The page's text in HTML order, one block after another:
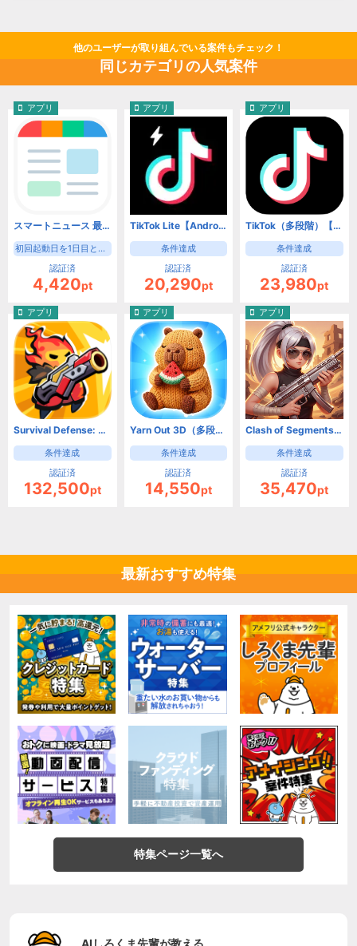
他のユーザーが取り組んでいる案件もチェック！
同じカテゴリの人気案件
アプリ
スマートニュース 最新ニュースや天気・天気予報、クーポンも（初回起動日を1日目として8日目の起動）【Android】
初回起動日を1日目として8日目の起動
認証済
4,420pt
アプリ
TikTok Lite【Android】
条件達成
認証済
20,290pt
アプリ
TikTok（多段階）【Android】
条件達成
認証済
23,980pt
アプリ
Survival Defense: Zombie【Android】
条件達成
認証済
132,500pt
アプリ
Yarn Out 3D（多段階）【Android】
条件達成
認証済
14,550pt
アプリ
Clash of Segments【Android】
条件達成
認証済
35,470pt
最新おすすめ特集
特集ページ一覧へ
AIしろくま先輩が教える